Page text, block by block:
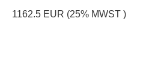
1162.5 EUR (25% MWST )